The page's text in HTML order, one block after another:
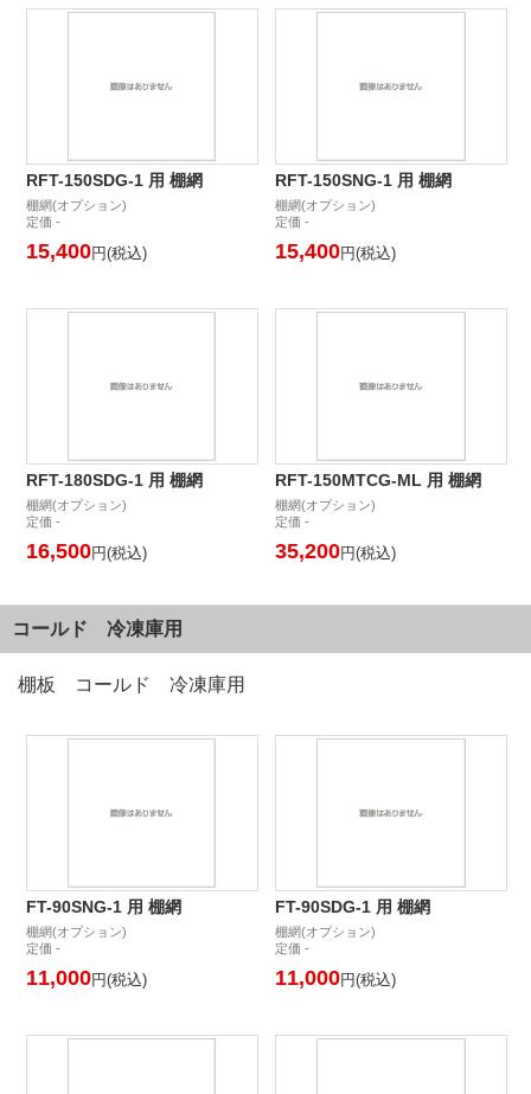
RFT-150SDG-1 用 棚網
棚網(オプション)
定価 -
15,400円(税込)
RFT-150SNG-1 用 棚網
棚網(オプション)
定価 -
15,400円(税込)
RFT-180SDG-1 用 棚網
棚網(オプション)
定価 -
16,500円(税込)
RFT-150MTCG-ML 用 棚網
棚網(オプション)
定価 -
35,200円(税込)
コールド 冷凍庫用
棚板 コールド 冷凍庫用
FT-90SNG-1 用 棚網
棚網(オプション)
定価 -
11,000円(税込)
FT-90SDG-1 用 棚網
棚網(オプション)
定価 -
11,000円(税込)